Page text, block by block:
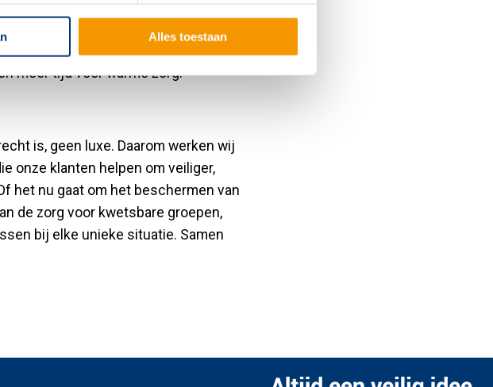
Alles toestaan
of zorgbehoefte. Met onze
zorgverleners sneller op
efficiëntere manier, wat leidt tot
meer tijd voor warme zorg.
is, geen luxe. Daarom werken wij
onze klanten helpen om veiliger,
het nu gaat om het beschermen van
de zorg voor kwetsbare groepen,
bij elke unieke situatie. Samen